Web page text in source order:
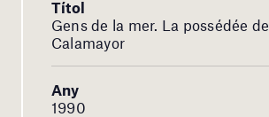
Títol
Gens de la mer. La possédée de
Calamayor
Any
1990